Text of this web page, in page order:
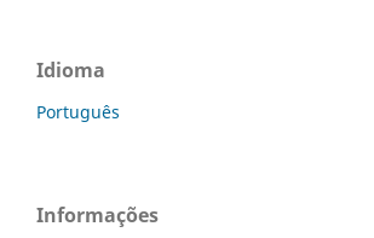
Idioma
Português
Informações